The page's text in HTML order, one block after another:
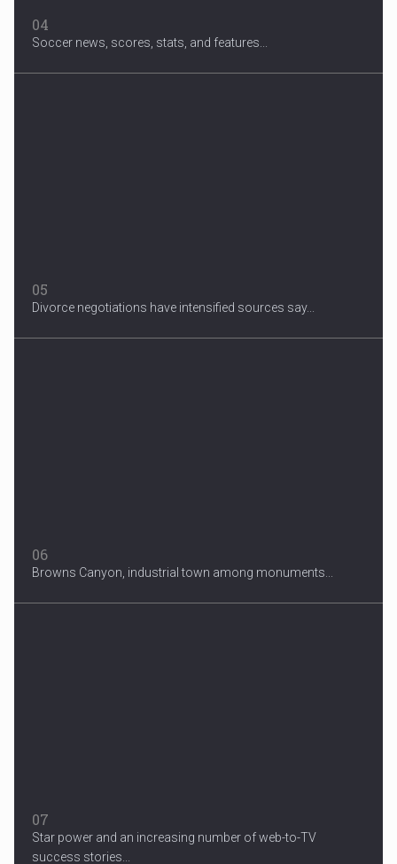
04
Soccer news, scores, stats, and features...
05
Divorce negotiations have intensified sources say...
06
Browns Canyon, industrial town among monuments...
07
Star power and an increasing number of web-to-TV
success stories...